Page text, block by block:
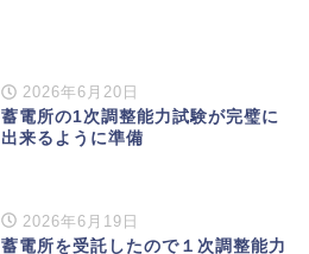
2026年6月20日
蓄電所の1次調整能力試験が完璧に
出来るように準備
2026年6月19日
蓄電所を受託したので１次調整能力